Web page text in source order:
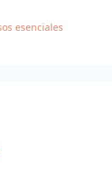
esenciales